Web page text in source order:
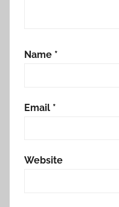
Name *
Email *
Website